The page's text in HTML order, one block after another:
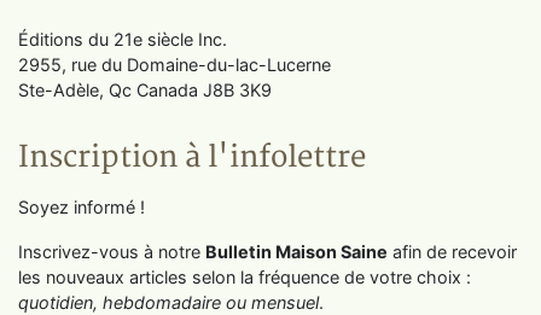
Éditions du 21e siècle Inc.
2955, rue du Domaine-du-lac-Lucerne
Ste-Adèle, Qc Canada J8B 3K9
Inscription à l'infolettre
Soyez informé !
Inscrivez-vous à notre Bulletin Maison Saine afin de recevoir
les nouveaux articles selon la fréquence de votre choix :
quotidien, hebdomadaire ou mensuel.